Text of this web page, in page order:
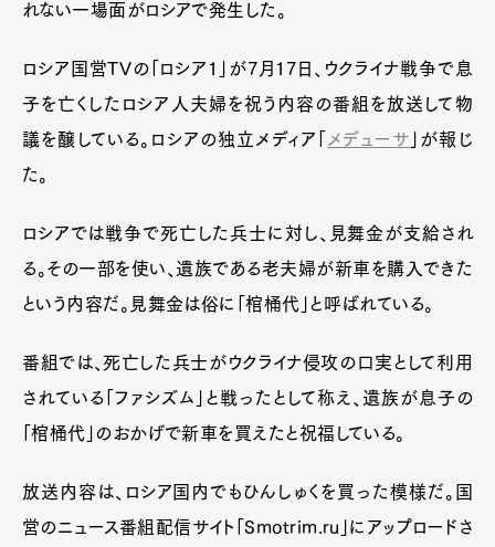
れない一場面がロシアで発生した。
ロシア国営TVの「ロシア1」が7月17日、ウクライナ戦争で息
子を亡くしたロシア人夫婦を祝う内容の番組を放送して物
議を醸している。ロシアの独立メディア「 メデューサ 」が報じ
た。
ロシアでは戦争で死亡した兵士に対し、見舞金が支給され
る。その一部を使い、遺族である老夫婦が新車を購入できた
という内容だ。見舞金は俗に「棺桶代」と呼ばれている。
番組では、死亡した兵士がウクライナ侵攻の口実として利用
されている「ファシズム」と戦ったとして称え、遺族が息子の
「棺桶代」のおかげで新車を買えたと祝福している。
放送内容は、ロシア国内でもひんしゅくを買った模様だ。国
営のニュース番組配信サイト「Smotrim.ru」にアップロードさ